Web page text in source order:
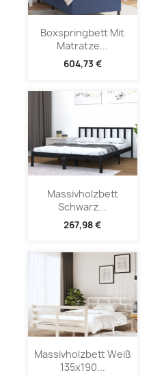
Boxspringbett Mit
Matratze...
604,73 €
Massivholzbett
Schwarz...
267,98 €
Massivholzbett Weiß
135x190...